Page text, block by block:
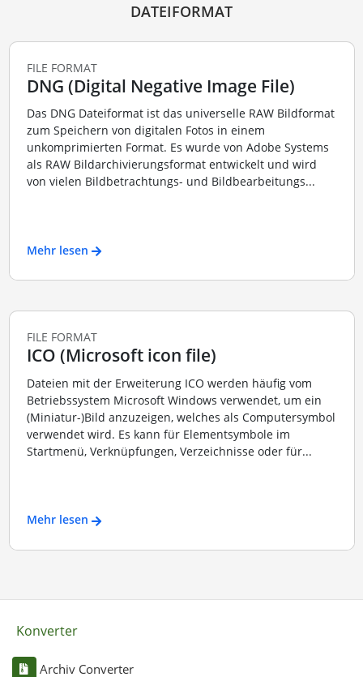
DATEIFORMAT
FILE FORMAT
DNG (Digital Negative Image File)
Das DNG Dateiformat ist das universelle RAW Bildformat
zum Speichern von digitalen Fotos in einem
unkomprimierten Format. Es wurde von Adobe Systems
als RAW Bildarchivierungsformat entwickelt und wird
von vielen Bildbetrachtungs- und Bildbearbeitungs...
Mehr lesen
FILE FORMAT
ICO (Microsoft icon file)
Dateien mit der Erweiterung ICO werden häufig vom
Betriebssystem Microsoft Windows verwendet, um ein
(Miniatur-)Bild anzuzeigen, welches als Computersymbol
verwendet wird. Es kann für Elementsymbole im
Startmenü, Verknüpfungen, Verzeichnisse oder für...
Mehr lesen
Konverter
Archiv Converter